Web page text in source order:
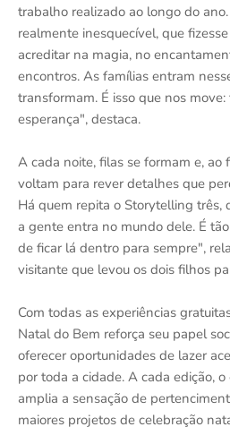
trabalho realizado ao longo do
realmente inesquecível, que
acreditar na magia, no
encontros. As famílias entram
transformam. É isso que nos
esperança", destaca.
A cada noite, filas se formam e, ao
voltam para rever detalhes que
Há quem repita o Storytelling três,
a gente entra no mundo dele. É
de ficar lá dentro para sempre",
visitante que levou os dois filhos
Com todas as experiências
Natal do Bem reforça seu papel
oferecer oportunidades de lazer
por toda a cidade. A cada edição,
amplia a sensação de
maiores projetos de celebração